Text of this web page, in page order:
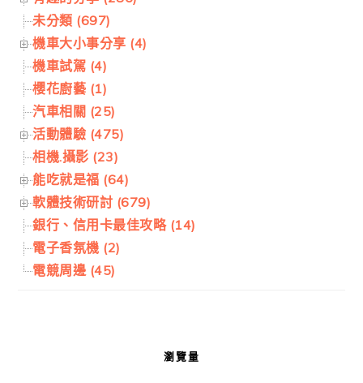
未分類 (697)
機車大小事分享 (4)
機車試駕 (4)
櫻花廚藝 (1)
汽車相關 (25)
活動體驗 (475)
相機.攝影 (23)
能吃就是福 (64)
軟體技術研討 (679)
銀行、信用卡最佳攻略 (14)
電子香氛機 (2)
電競周邊 (45)
瀏覽量